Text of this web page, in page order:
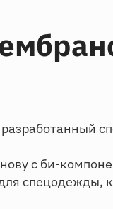
с би-
спецодежды,